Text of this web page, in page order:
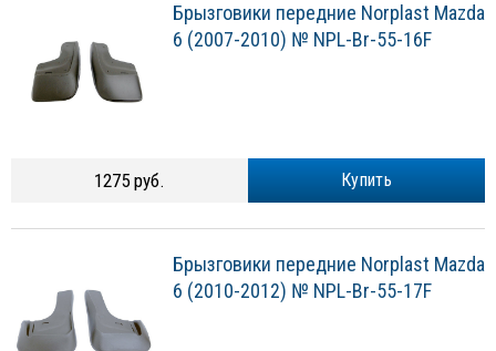
Брызговики передние Norplast Mazda
6 (2007-2010) № NPL-Br-55-16F
Купить
1275 руб.
Брызговики передние Norplast Mazda
6 (2010-2012) № NPL-Br-55-17F